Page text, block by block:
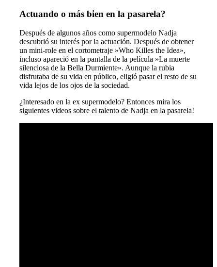
Actuando o más bien en la pasarela?
Después de algunos años como supermodelo Nadja
descubrió su interés por la actuación. Después de obtener
un mini-role en el cortometraje »Who Killes the Idea»,
incluso apareció en la pantalla de la película »La muerte
silenciosa de la Bella Durmiente». Aunque la rubia
disfrutaba de su vida en público, eligió pasar el resto de su
vida lejos de los ojos de la sociedad.
¿Interesado en la ex supermodelo? Entonces mira los
siguientes videos sobre el talento de Nadja en la pasarela!